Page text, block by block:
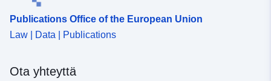
Publications Office of the European Union
Law | Data | Publications
Ota yhteyttä